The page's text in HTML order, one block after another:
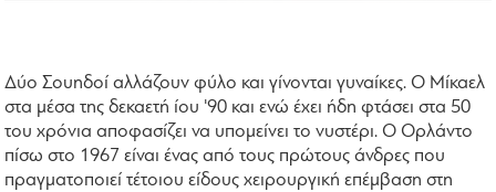
Δύο Σουηδοί αλλάζουν φύλο και γίνονται γυναίκες. O Mίκαελ
στα μέσα της δεκαετή ίου '90 και ενώ έχει ήδη φτάσει στα 50
του χρόνια αποφασίζει να υπομείνει το νυστέρι. O Oρλάντο
πίσω στο 1967 είναι ένας από τους πρώτους άνδρες που
πραγματοποιεί τέτοιου είδους χειρουργική επέμβαση στη